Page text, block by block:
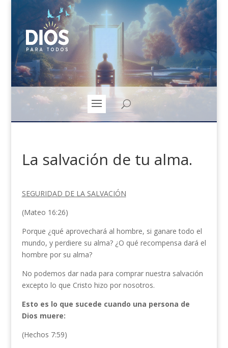
La salvación de tu alma.
SEGURIDAD DE LA SALVACIÓN
(Mateo 16:26)
Porque ¿qué aprovechará al hombre, si ganare todo el
mundo, y perdiere su alma? ¿O qué recompensa dará el
hombre por su alma?
No podemos dar nada para comprar nuestra salvación
excepto lo que Cristo hizo por nosotros.
Esto es lo que sucede cuando una persona de
Dios muere:
(Hechos 7:59)